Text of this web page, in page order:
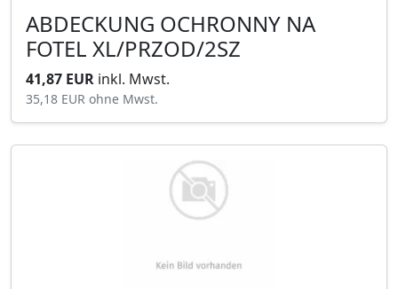
ABDECKUNG OCHRONNY NA
FOTEL XL/PRZOD/2SZ
41,87 EUR inkl. Mwst.
35,18 EUR ohne Mwst.